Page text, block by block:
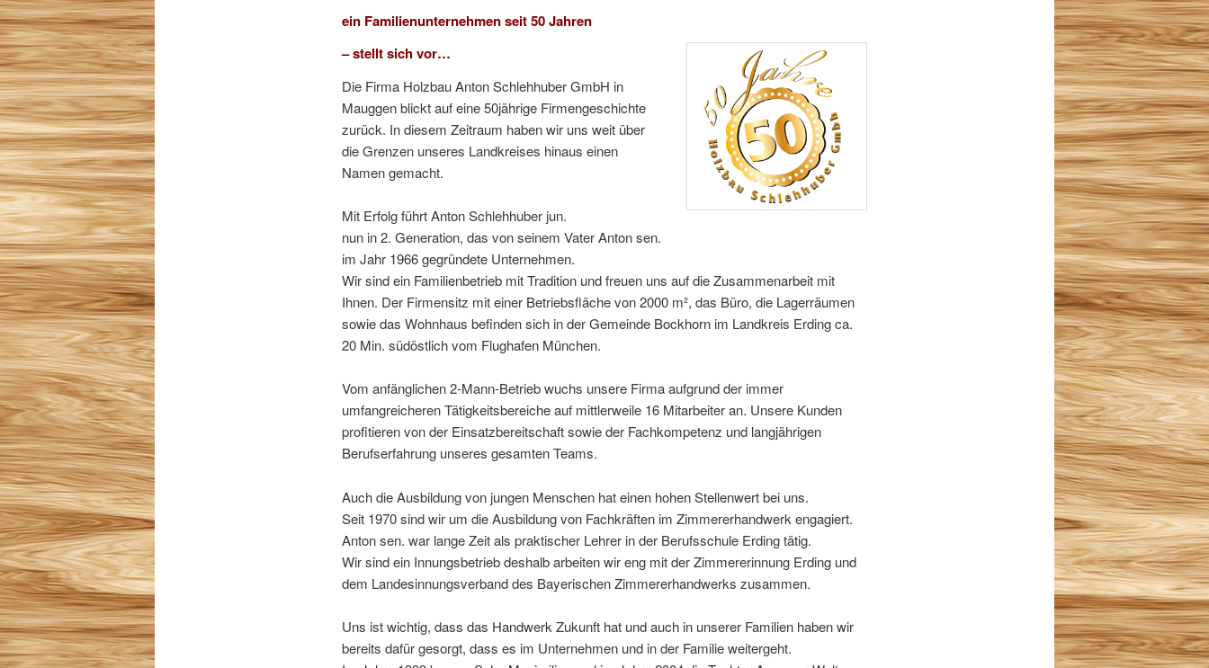
ein Familienunternehmen seit 50 Jahren
– stellt sich vor…
Die Firma Holzbau Anton Schlehhuber GmbH in
Mauggen blickt auf eine 50jährige Firmengeschichte
zurück. In diesem Zeitraum haben wir uns weit über
die Grenzen unseres Landkreises hinaus einen
Namen gemacht.
Mit Erfolg führt Anton Schlehhuber jun.
nun in 2. Generation, das von seinem Vater Anton sen.
im Jahr 1966 gegründete Unternehmen.
Wir sind ein Familienbetrieb mit Tradition und freuen uns auf die Zusammenarbeit mit
Ihnen. Der Firmensitz mit einer Betriebsfläche von 2000 m², das Büro, die Lagerräumen
sowie das Wohnhaus befinden sich in der Gemeinde Bockhorn im Landkreis Erding ca.
20 Min. südöstlich vom Flughafen München.
Vom anfänglichen 2-Mann-Betrieb wuchs unsere Firma aufgrund der immer
umfangreicheren Tätigkeitsbereiche auf mittlerweile 16 Mitarbeiter an. Unsere Kunden
profitieren von der Einsatzbereitschaft sowie der Fachkompetenz und langjährigen
Berufserfahrung unseres gesamten Teams.
Auch die Ausbildung von jungen Menschen hat einen hohen Stellenwert bei uns.
Seit 1970 sind wir um die Ausbildung von Fachkräften im Zimmererhandwerk engagiert.
Anton sen. war lange Zeit als praktischer Lehrer in der Berufsschule Erding tätig.
Wir sind ein Innungsbetrieb deshalb arbeiten wir eng mit der Zimmererinnung Erding und
dem Landesinnungsverband des Bayerischen Zimmererhandwerks zusammen.
Uns ist wichtig, dass das Handwerk Zukunft hat und auch in unserer Familien haben wir
bereits dafür gesorgt, dass es im Unternehmen und in der Familie weitergeht.